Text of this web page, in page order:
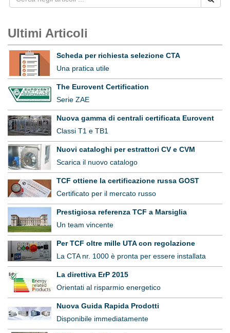
Ultimi Articoli
Scheda per richiesta selezione CTA
Una pratica utile
The Eurovent Certification
Serie ZAE
Nuova gamma di centrali certificata Eurovent
Classi T1 e TB1
Nuovi cataloghi per estrattori CV e CVM
Scarica il nuovo catalogo
TCF ottiene la certificazione russa GOST
Certificato per il mercato russo
Prestigiosa referenza TCF a Marsiglia
Un team vincente
Per TCF oltre mille UTA con regolazione
La CTA nr. 1000 è pronta per essere installata
La direttiva ErP 2015
Orientati al risparmio energetico
Nuova Guida Rapida Prodotti
Disponibile immediatamente